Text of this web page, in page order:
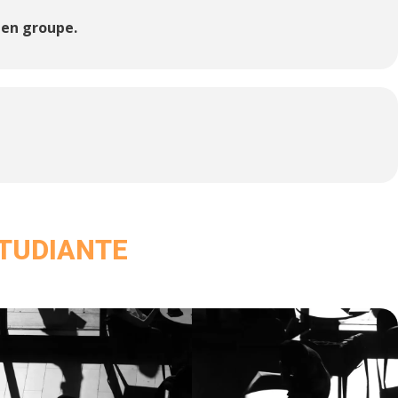
en groupe.